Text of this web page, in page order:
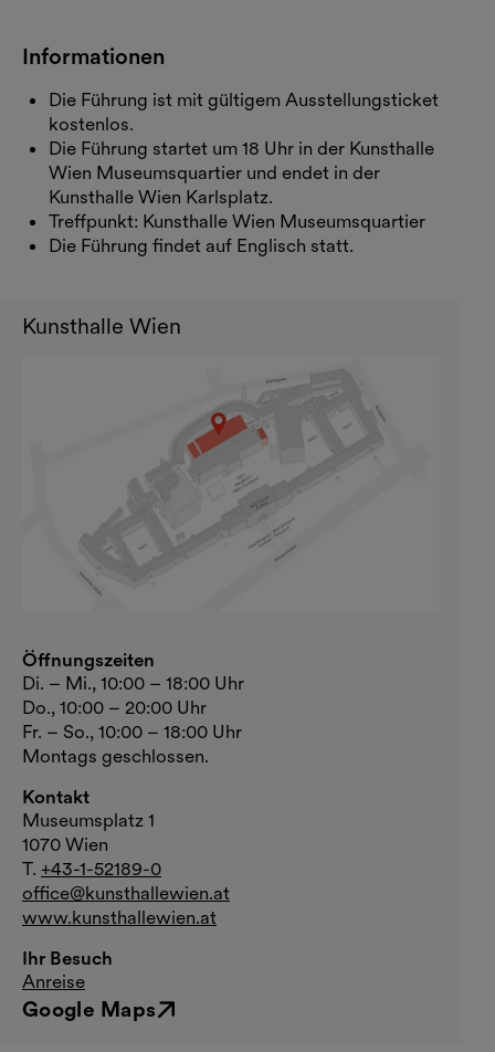
Informationen
Die Führung ist mit gültigem Ausstellungsticket
kostenlos.
Die Führung startet um 18 Uhr in der Kunsthalle
Wien Museumsquartier und endet in der
Kunsthalle Wien Karlsplatz.
Treffpunkt: Kunsthalle Wien Museumsquartier
Die Führung findet auf Englisch statt.
Kunsthalle Wien
Öffnungszeiten
Di. – Mi., 10:00 – 18:00 Uhr
Do., 10:00 – 20:00 Uhr
Fr. – So., 10:00 – 18:00 Uhr
Montags geschlossen.
Kontakt
Museumsplatz 1
1070 Wien
T. +43-1-52189-0
office@kunsthallewien.at
www.kunsthallewien.at
Ihr Besuch
Anreise
Google Maps
Externer Link